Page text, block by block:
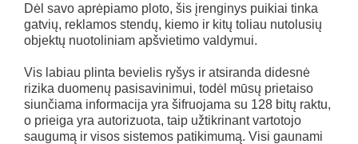
Dėl savo aprėpiamo ploto, šis įrenginys puikiai tinka
gatvių, reklamos stendų, kiemo ir kitų toliau nutolusių
objektų nuotoliniam apšvietimo valdymui.
Vis labiau plinta bevielis ryšys ir atsiranda didesnė
rizika duomenų pasisavinimui, todėl mūsų prietaiso
siunčiama informacija yra šifruojama su 128 bitų raktu,
o prieiga yra autorizuota, taip užtikrinant vartotojo
saugumą ir visos sistemos patikimumą. Visi gaunami